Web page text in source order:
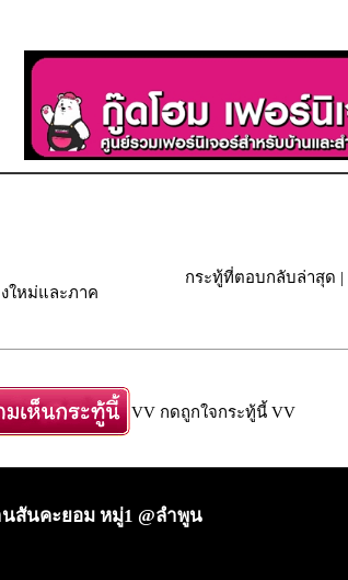
ใหม่และภาค
กระทู้ที่ตอบกลับล่าสุด |
VV กดถูกใจกระทู้นี้ VV
สันคะยอม หมู่1 @ลำพูน